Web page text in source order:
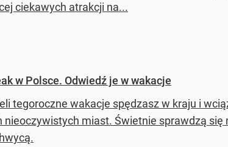
ciekawych atrakcji na...
w Polsce. Odwiedź je w wakacje
tegoroczne wakacje spędzasz w kraju i
nieoczywistych miast. Świetnie sprawdzą